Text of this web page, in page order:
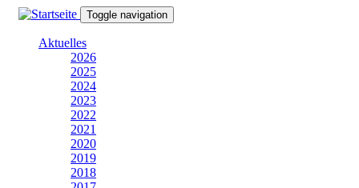
Direkt
Toggle navigation
Aktuelles
2026
2025
2024
2023
2022
2021
2020
2019
2018